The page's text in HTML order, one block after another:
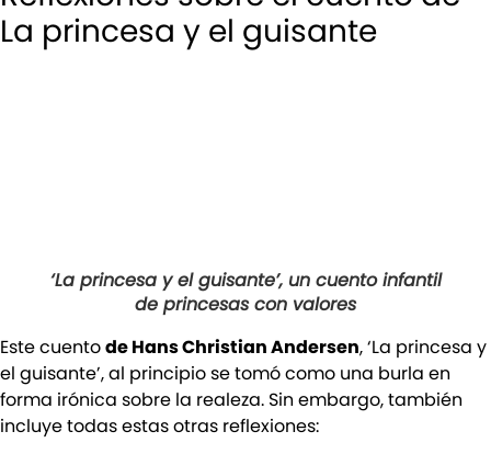
La princesa y el guisante
‘La princesa y el guisante’, un cuento infantil
de princesas con valores
Este cuentode Hans Christian Andersen, ‘La princesa y
el guisante’, al principio se tomó como una burla en
forma irónica sobre la realeza. Sin embargo, también
incluye todas estas otras reflexiones: